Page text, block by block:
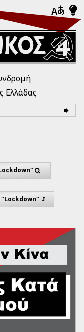
Ελλάδας
"Lockdown"